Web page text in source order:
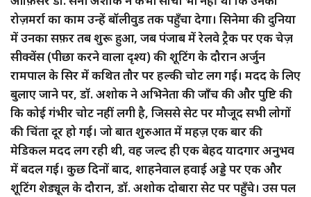
रोज़मर्रा का काम उन्हें बॉलीवुड तक पहुँचा देगा। सिनेमा की दुनिया
में उनका सफ़र तब शुरू हुआ, जब पंजाब में रेलवे ट्रैक पर एक चेज़
सीक्वेंस (पीछा करने वाला दृश्य) की शूटिंग के दौरान अर्जुन
रामपाल के सिर में कथित तौर पर हल्की चोट लग गई। मदद के लिए
बुलाए जाने पर, डॉ. अशोक ने अभिनेता की जाँच की और पुष्टि की
कि कोई गंभीर चोट नहीं लगी है, जिससे सेट पर मौजूद सभी लोगों
की चिंता दूर हो गई। जो बात शुरुआत में महज़ एक बार की
मेडिकल मदद लग रही थी, वह जल्द ही एक बेहद यादगार अनुभव
में बदल गई। कुछ दिनों बाद, शाहनेवाल हवाई अड्डे पर एक और
शूटिंग शेड्यूल के दौरान, डॉ. अशोक दोबारा सेट पर पहुँचे। उस पल